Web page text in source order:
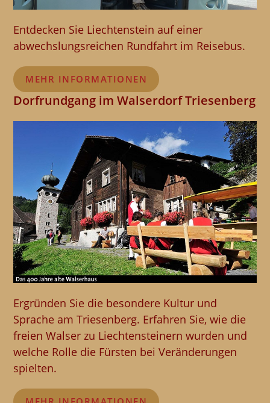
Entdecken Sie Liechtenstein auf einer
abwechslungsreichen Rundfahrt im Reisebus.
MEHR INFORMATIONEN
Dorfrundgang im Walserdorf Triesenberg
Ergründen Sie die besondere Kultur und
Sprache am Triesenberg. Erfahren Sie, wie die
freien Walser zu Liechtensteinern wurden und
welche Rolle die Fürsten bei Veränderungen
spielten.